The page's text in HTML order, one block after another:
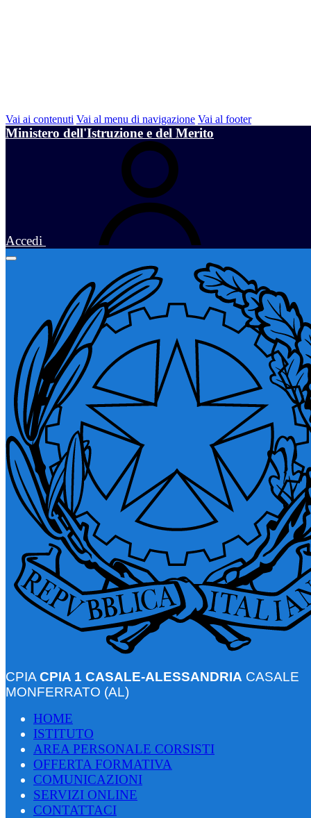
Vai ai contenuti Vai al menu di navigazione Vai al footer
Ministero dell'Istruzione e del Merito
Accedi
CPIA CPIA 1 CASALE-ALESSANDRIA CASALE
MONFERRATO (AL)
HOME
ISTITUTO
AREA PERSONALE CORSISTI
OFFERTA FORMATIVA
COMUNICAZIONI
SERVIZI ONLINE
CONTATTACI